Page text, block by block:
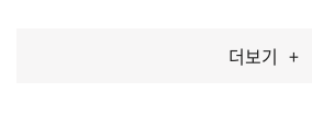
더보기 +